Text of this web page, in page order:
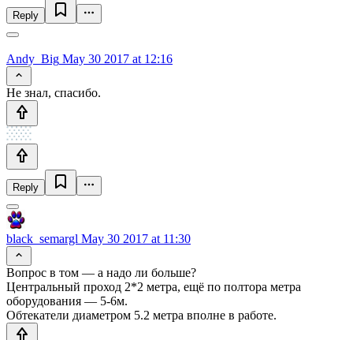
Reply
Andy_Big May 30 2017 at 12:16
Не знал, спасибо.
Reply
black_semargl May 30 2017 at 11:30
Вопрос в том — а надо ли больше?
Центральный проход 2*2 метра, ещё по полтора метра
оборудования — 5-6м.
Обтекатели диаметром 5.2 метра вполне в работе.